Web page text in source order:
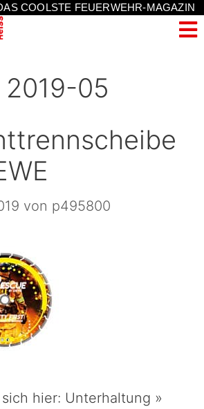
COOLSTE FEUERWEHR-MAGAZIN
2019-05
von p495800
hier: Unterhaltung »